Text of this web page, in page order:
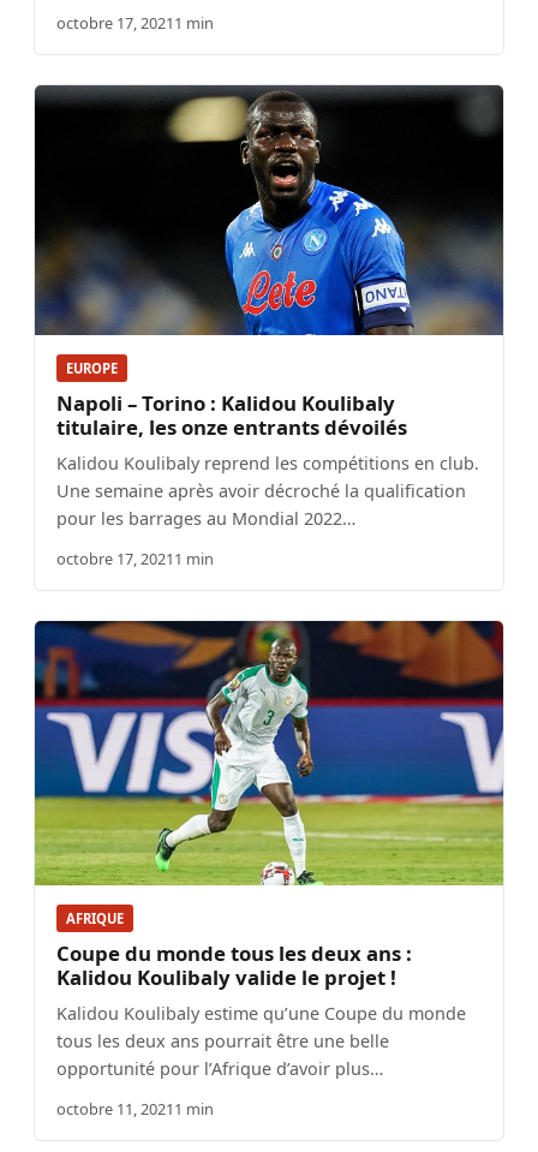
octobre 17, 20211 min
EUROPE
Napoli – Torino : Kalidou Koulibaly
titulaire, les onze entrants dévoilés
Kalidou Koulibaly reprend les compétitions en club.
Une semaine après avoir décroché la qualification
pour les barrages au Mondial 2022…
octobre 17, 20211 min
AFRIQUE
Coupe du monde tous les deux ans :
Kalidou Koulibaly valide le projet !
Kalidou Koulibaly estime qu’une Coupe du monde
tous les deux ans pourrait être une belle
opportunité pour l’Afrique d’avoir plus…
octobre 11, 20211 min